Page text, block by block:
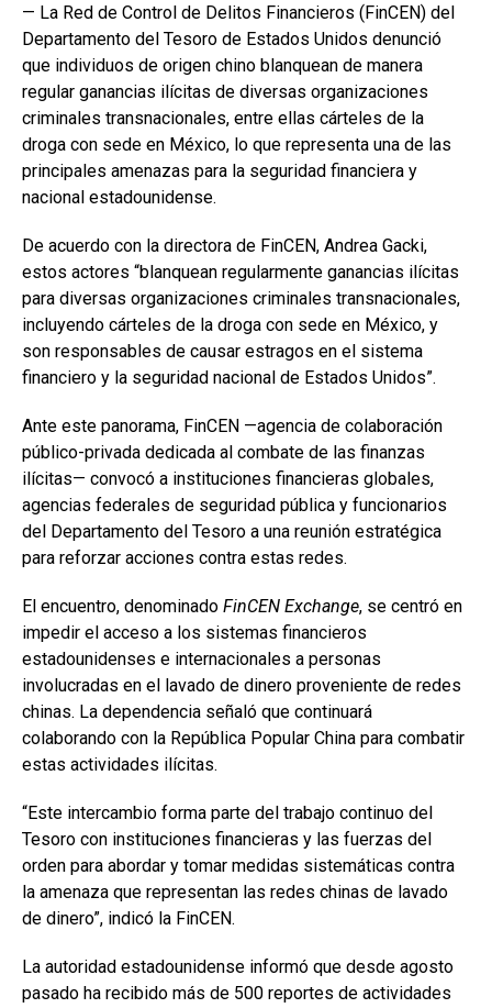
— La Red de Control de Delitos Financieros (FinCEN) del
Departamento del Tesoro de Estados Unidos denunció
que individuos de origen chino blanquean de manera
regular ganancias ilícitas de diversas organizaciones
criminales transnacionales, entre ellas cárteles de la
droga con sede en México, lo que representa una de las
principales amenazas para la seguridad financiera y
nacional estadounidense.
De acuerdo con la directora de FinCEN, Andrea Gacki,
estos actores “blanquean regularmente ganancias ilícitas
para diversas organizaciones criminales transnacionales,
incluyendo cárteles de la droga con sede en México, y
son responsables de causar estragos en el sistema
financiero y la seguridad nacional de Estados Unidos”.
Ante este panorama, FinCEN —agencia de colaboración
público-privada dedicada al combate de las finanzas
ilícitas— convocó a instituciones financieras globales,
agencias federales de seguridad pública y funcionarios
del Departamento del Tesoro a una reunión estratégica
para reforzar acciones contra estas redes.
El encuentro, denominado FinCEN Exchange, se centró en
impedir el acceso a los sistemas financieros
estadounidenses e internacionales a personas
involucradas en el lavado de dinero proveniente de redes
chinas. La dependencia señaló que continuará
colaborando con la República Popular China para combatir
estas actividades ilícitas.
“Este intercambio forma parte del trabajo continuo del
Tesoro con instituciones financieras y las fuerzas del
orden para abordar y tomar medidas sistemáticas contra
la amenaza que representan las redes chinas de lavado
de dinero”, indicó la FinCEN.
La autoridad estadounidense informó que desde agosto
pasado ha recibido más de 500 reportes de actividades